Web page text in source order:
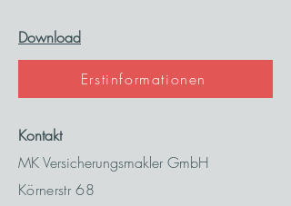
Download
Erstinformationen
Kontakt
MK Versicherungsmakler GmbH
Körnerstr 68